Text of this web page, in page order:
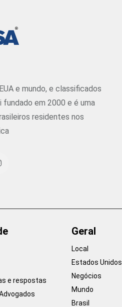
e mundo, e classificados
em 2000 e é uma
residentes nos
e respostas
Geral
Local
Estados Unidos
Negócios
Mundo
Brasil